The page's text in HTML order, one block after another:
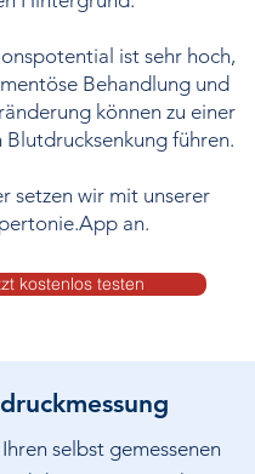
ist sehr hoch,
Behandlung und
können zu einer
führen.
setzen wir mit unserer
an.
kostenlos testen
selbst gemessenen